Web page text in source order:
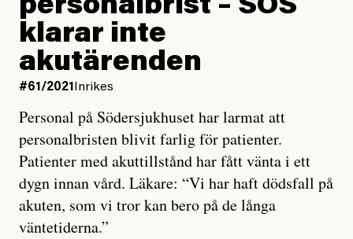
personalbrist – SÖS
klarar inte
akutärenden
#61/2021 Inrikes
Personal på Södersjukhuset har larmat att
personalbristen blivit farlig för patienter.
Patienter med akuttillstånd har fått vänta i ett
dygn innan vård. Läkare: “Vi har haft dödsfall på
akuten, som vi tror kan bero på de långa
väntetiderna.”